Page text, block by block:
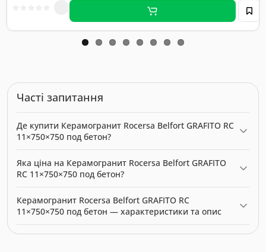
Часті запитання
Де купити Керамогранит Rocersa Belfort GRAFITO RC
11×750×750 под бетон?
бетон можна купити в нашому інтернет-магазині за ціною
31.00 грн. Категорія: Керамограніт
Яка ціна на Керамогранит Rocersa Belfort GRAFITO
RC 11×750×750 под бетон?
11×750×750 под бетон — 31.00 грн. Виробник: Rocersa.
Керамогранит Rocersa Belfort GRAFITO RC
11×750×750 под бетон — характеристики та опис